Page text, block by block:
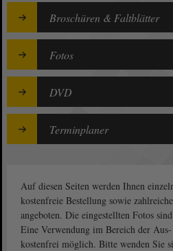
Broschüren & Faltblätter
Fotos
DVD
Terminplaner
Auf diesen Seiten werden Ihnen
kostenfreie Bestellung sowie
angeboten. Die eingestellten Fotos
Eine Verwendung im Bereich der
kostenfrei möglich. Bitte wenden Sie